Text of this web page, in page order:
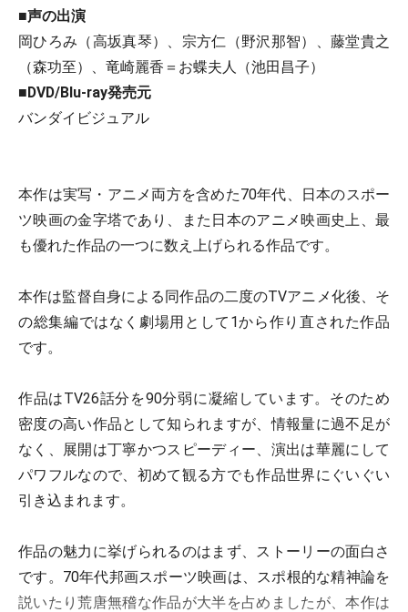
■声の出演
岡ひろみ（高坂真琴）、宗方仁（野沢那智）、藤堂貴之
（森功至）、竜崎麗香＝お蝶夫人（池田昌子）
■DVD/Blu-ray発売元
バンダイビジュアル
本作は実写・アニメ両方を含めた70年代、日本のスポー
ツ映画の金字塔であり、また日本のアニメ映画史上、最
も優れた作品の一つに数え上げられる作品です。
本作は監督自身による同作品の二度のTVアニメ化後、そ
の総集編ではなく劇場用として1から作り直された作品
です。
作品はTV26話分を90分弱に凝縮しています。そのため
密度の高い作品として知られますが、情報量に過不足が
なく、展開は丁寧かつスピーディー、演出は華麗にして
パワフルなので、初めて観る方でも作品世界にぐいぐい
引き込まれます。
作品の魅力に挙げられるのはまず、ストーリーの面白さ
です。70年代邦画スポーツ映画は、スポ根的な精神論を
説いたり荒唐無稽な作品が大半を占めましたが、本作は